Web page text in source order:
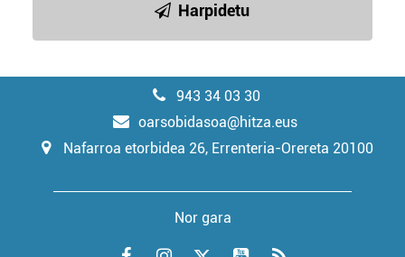
Harpidetu
943 34 03 30
oarsobidasoa@hitza.eus
Nafarroa etorbidea 26, Errenteria-Orereta 20100
Nor gara